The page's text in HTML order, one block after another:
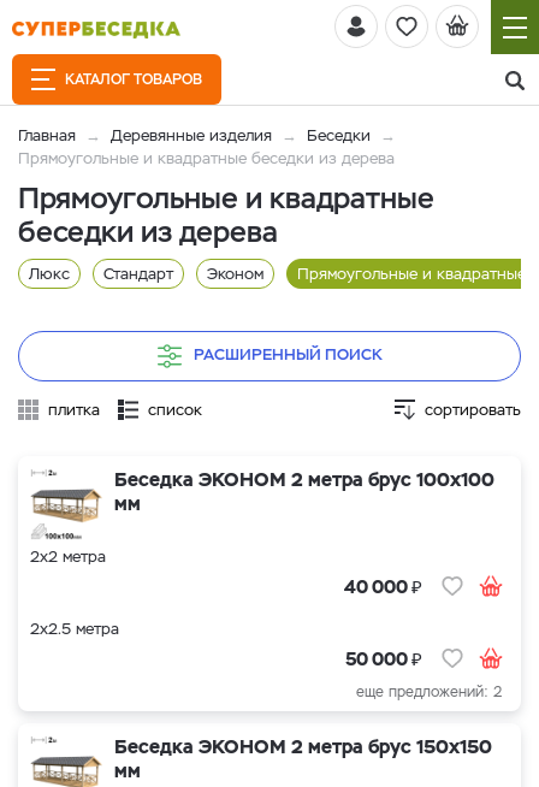
КАТАЛОГ ТОВАРОВ
Главная Деревянные изделия
Беседки
Прямоугольные и квадратные беседки из дерева
Прямоугольные и квадратные
беседки из дерева
Люкс Стандарт Эконом Прямоугольные и квадратные
РАСШИРЕННЫЙ ПОИСК
плитка список сортировать
Беседка ЭКОНОМ 2 метра брус 100х100
мм
2х2 метра
40 000₽
2х2.5 метра
50 000₽
еще предложений: 2
Беседка ЭКОНОМ 2 метра брус 150х150
мм